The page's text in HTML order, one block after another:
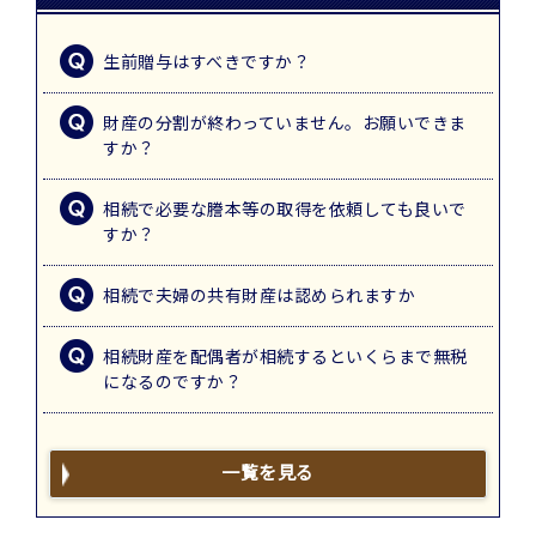
生前贈与はすべきですか？
財産の分割が終わっていません。お願いできま
すか？
相続で必要な謄本等の取得を依頼しても良いで
すか？
相続で夫婦の共有財産は認められますか
相続財産を配偶者が相続するといくらまで無税
になるのですか？
一覧を見る